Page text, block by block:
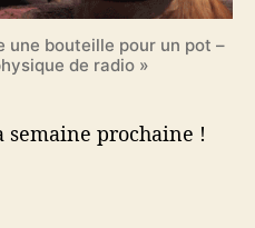
une bouteille pour un pot –
de radio »
semaine prochaine !